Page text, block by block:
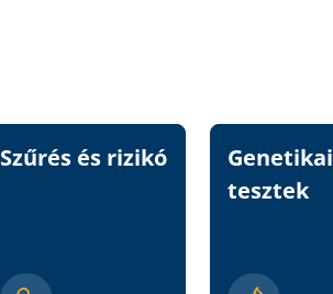
Szűrés és rizikó
Genetikai
tesztek